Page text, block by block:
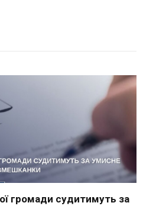
громади судитимуть за